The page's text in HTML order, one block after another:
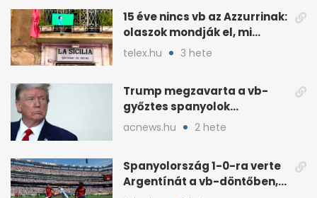
15 éve nincs vb az Azzurrinak:
olaszok mondják el, mi
romlott el
telex.hu 3 hete
Trump megzavarta a vb-
győztes spanyolok
ünneplését a trófeaátadón
acnews.hu 2 hete
Spanyolország 1-0-ra verte
Argentínát a vb-döntőben,